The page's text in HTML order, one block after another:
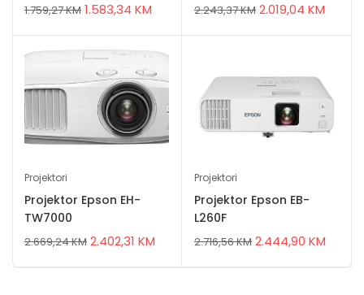
1.759,27KM 1.583,34 KM 2.243,37KM 2.019,04 KM
Projektori
Projektor Epson EH-
TW7000
2.669,24KM 2.402,31 KM
Projektori
Projektor Epson EB-
L260F
2.716,56KM 2.444,90 KM